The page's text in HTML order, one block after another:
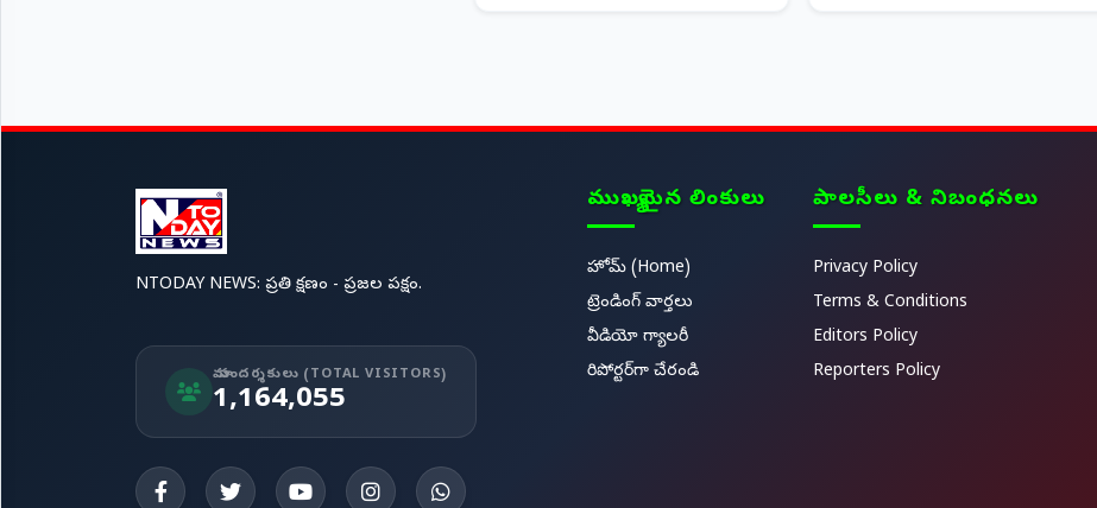
NTODAY NEWS: ప్రతి క్షణం - ప్రజల పక్షం.
మా సందర్శకులు (TOTAL VISITORS)
1,164,055
ముఖ్యమైన లింకులు
హోమ్ (Home)
ట్రెండింగ్ వార్తలు
వీడియో గ్యాలరీ
రిపోర్టర్‌గా చేరండి
పాలసీలు & నిబంధనలు
Privacy Policy
Terms & Conditions
Editors Policy
Reporters Policy